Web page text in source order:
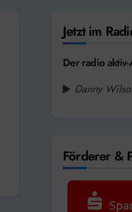
Jetzt im
Der radio
Danny
Förderer &